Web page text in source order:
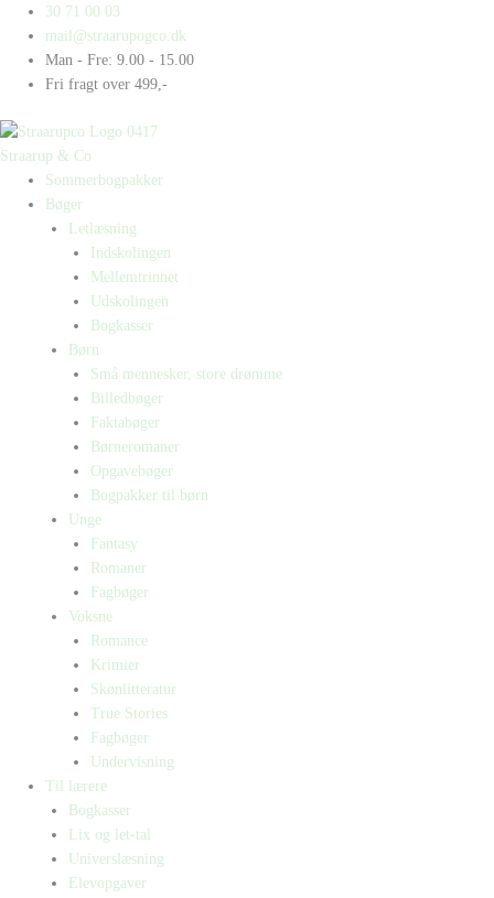
indholdet
30 71 00 03
mail@straarupogco.dk
Man - Fre: 9.00 - 15.00
Fri fragt over 499,-
Straarup & Co
Sommerbogpakker
Bøger
Letlæsning
Indskolingen
Mellemtrinnet
Udskolingen
Bogkasser
Børn
Små mennesker, store drømme
Billedbøger
Faktabøger
Børneromaner
Opgavebøger
Bogpakker til børn
Unge
Fantasy
Romaner
Fagbøger
Voksne
Romance
Krimier
Skønlitteratur
True Stories
Fagbøger
Undervisning
Til lærere
Bogkasser
Lix og let-tal
Universlæsning
Elevopgaver
Products
search
Products
search
Aktivitetshæfte
Maxi
Bogkasse
antal